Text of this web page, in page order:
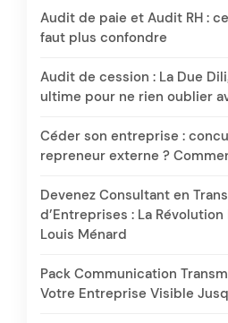
Audit de paie et Audit RH :
faut plus confondre
Audit de cession : La Due
ultime pour ne rien oublier
Céder son entreprise :
repreneur externe ?
Devenez Consultant en
d’Entreprises : La
Louis Ménard
Pack Communication
Votre Entreprise Visible